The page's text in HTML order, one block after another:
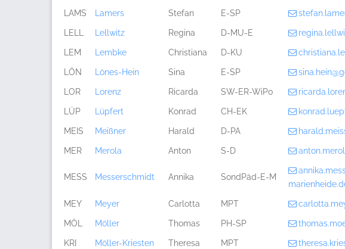
LAMS Lamers Stefan E-SP
LELL Lellwitz Regina D-MU-E
LEM Lembke Christiana D-KU
LÖN Lönes-Hein Sina E-SP
LOR Lorenz Ricarda SW-ER-WiPo
LÜP Lüpfert Konrad CH-EK
MEIS Meißner Harald D-PA
MER Merola Anton S-D
MESS Messerschmidt Annika SondPäd-E-M
MEY Meyer Carlotta MPT
MÖL Möller Thomas PH-SP
KRI Möller-Kriesten Theresa MPT